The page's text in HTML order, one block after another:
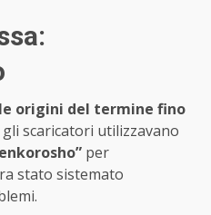
le origini del termine fino
gli scaricatori utilizzavano
per
stato sistemato